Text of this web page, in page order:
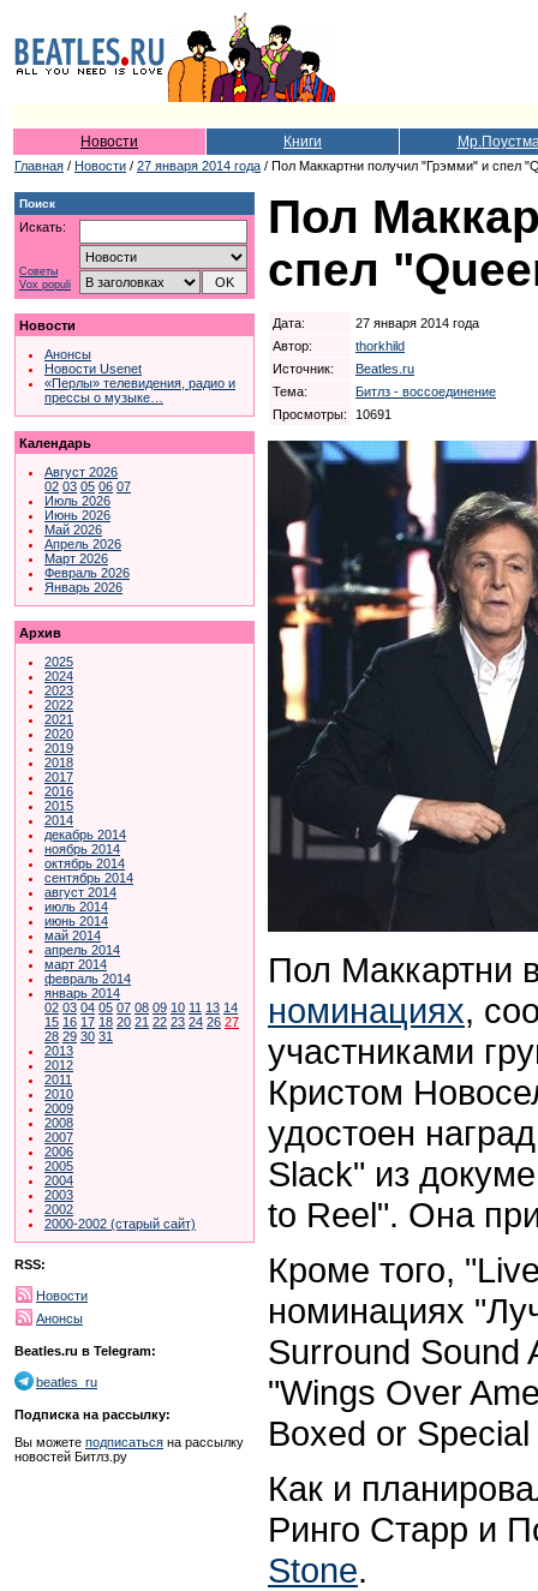
Новости Книги
Главная / Новости / 27 января 2014 года / Пол Маккартни получил "Грэмми" и спел
Поиск
Искать:
Советы
Vox populi
Новости
Анонсы
Новости Usenet
«Перлы» телевидения, радио и
прессы о музыке…
Календарь
Август 2026
02 03 05 06 07
Июль 2026
Июнь 2026
Май 2026
Апрель 2026
Март 2026
Февраль 2026
Январь 2026
Архив
2025
2024
2023
2022
2021
2020
2019
2018
2017
2016
2015
2014
декабрь 2014
ноябрь 2014
октябрь 2014
сентябрь 2014
август 2014
июль 2014
июнь 2014
май 2014
апрель 2014
март 2014
февраль 2014
январь 2014
02 03 04 05 07 08 09 10 11 13 14
15 16 17 18 20 21 22 23 24 26 27
28 29 30 31
2013
2012
2011
2010
2009
2008
2007
2006
2005
2004
2003
2002
2000-2002 (старый сайт)
RSS:
Новости
Анонсы
Beatles.ru в Telegram:
beatles_ru
Подписка на рассылку:
Вы можете подписаться на рассылку
новостей Битлз.ру
Пол
спел
Дата:
27 января 2014 года
Автор:
thorkhild
Источник:
Beatles.ru
Тема:
Битлз - воссоединение
Просмотры:
10691
Пол Маккартни
номинациях,
участниками
Кристом
удостоен
Slack" из
to Reel". Она
Кроме того,
номинациях
Surround Sound
"Wings Over
Boxed or
Как и
Ринго Старр и
Stone.